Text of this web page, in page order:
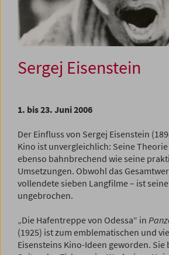
Sergej Eisenstein
1. bis 23. Juni 2006
Der Einfluss von Sergej Eisenstein
Kino ist unvergleichlich: Seine
ebenso bahnbrechend wie seine
Umsetzungen. Obwohl das
vollendete sieben Langfilme – ist
ungebrochen.
„Die Hafentreppe von Odessa“ in
(1925) ist zum emblematischen und
Eisensteins Kino-Ideen geworden.